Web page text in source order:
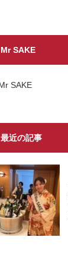
Mr SAKE
最近の記事